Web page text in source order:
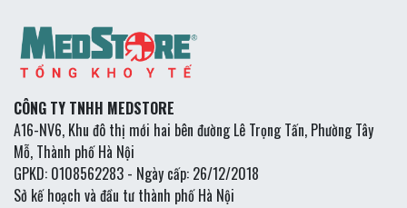
CÔNG TY TNHH MEDSTORE
A16-NV6, Khu đô thị mới hai bên đường Lê Trọng Tấn, Phường Tây
Mỗ, Thành phố Hà Nội
GPKD: 0108562283 - Ngày cấp: 26/12/2018
Sở kế hoạch và đầu tư thành phố Hà Nội